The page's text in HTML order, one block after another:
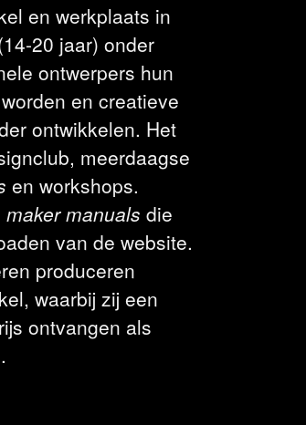
en werkplaats in
20 jaar) onder
ontwerpers hun
en creatieve
ontwikkelen. Het
meerdaagse
en workshops.
maker manuals die
van de website.
produceren
waarbij zij een
ontvangen als